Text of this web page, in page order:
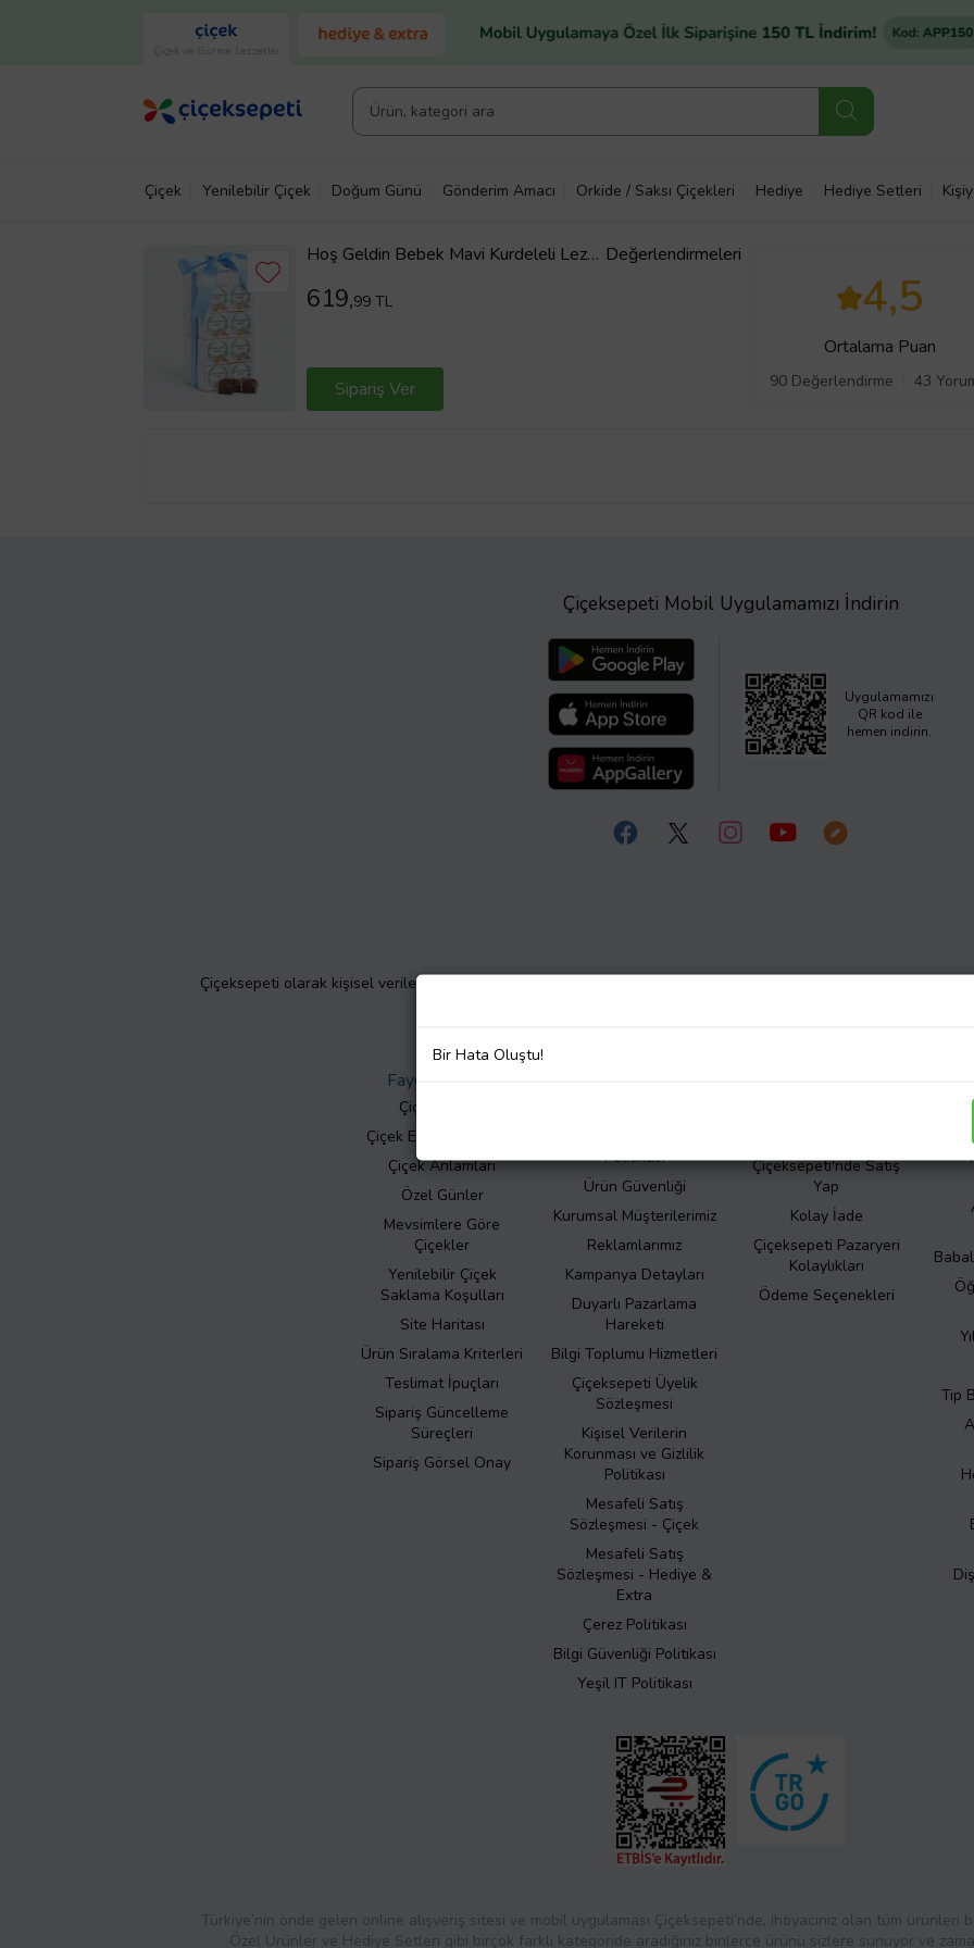
Çiçek ve Gurme Lezzetler
Çiçek Yenilebilir Çiçek Doğum Günü Gönderim Amacı Orkide / Saksı Çiçekleri Hediye Hediye Setleri
Hoş Geldin Bebek Mavi Kurdeleli Lezze Değerlendirmeleri
619,99 TL
Sipariş Ver
4,5
Ortalama Puan
90 Değerlendirme 43
Çiçeksepeti Mobil Uygulamamızı İndirin
Uygulamamızı
QR kod ile
hemen indirin.
Çiçeksepeti olarak kişisel verilerinizin gizliliğini önemsiyoruz. Şirketimizin kişisel veri işleme süreçleri hakkında
Faydalı Bilgiler
Çiçek Bakımı
Çiçek Eşliğinde Notlar
Çiçek Anlamları
Özel Günler
Mevsimlere Göre
Çiçekler
Yenilebilir Çiçek
Saklama Koşulları
Site Haritası
Ürün Sıralama Kriterleri
Teslimat İpuçları
Sipariş Güncelleme
Süreçleri
Sipariş Görsel Onay
Politikası
Ürün Güvenliği
Kurumsal Müşterilerimiz
Reklamlarımız
Kampanya Detayları
Duyarlı Pazarlama
Hareketi
Bilgi Toplumu Hizmetleri
Çiçeksepeti Üyelik
Sözleşmesi
Kişisel Verilerin
Korunması ve Gizlilik
Politikası
Mesafeli Satış
Sözleşmesi - Çiçek
Mesafeli Satış
Sözleşmesi - Hediye &
Extra
Çerez Politikası
Bilgi Güvenliği Politikası
Yeşil IT Politikası
Çiçeksepeti'nde Satış
Yap
Kolay İade
Çiçeksepeti Pazaryeri
Kolaylıkları
Ödeme Seçenekleri
Tıp
Türkiye’nin önde gelen online alışveriş sitesi ve mobil uygulaması Çiçeksepeti’nde, ihtiyacınız olan tüm ürünleri
Özel Ürünler ve Hediye Setleri gibi birçok farklı kategoride aradığınız binlerce ürünü sizlere sunuyor ve
Bir Hata Oluştu!